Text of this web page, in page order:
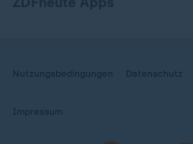
Nutzungsbedingungen Datenschutz
Impressum